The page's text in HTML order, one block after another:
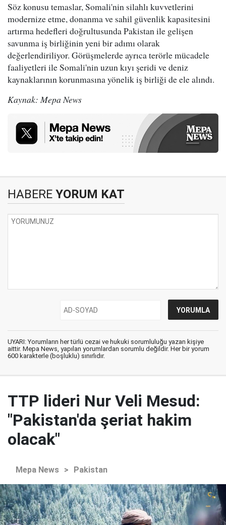
Söz konusu temaslar, Somali'nin silahlı kuvvetlerini
modernize etme, donanma ve sahil güvenlik kapasitesini
artırma hedefleri doğrultusunda Pakistan ile gelişen
savunma iş birliğinin yeni bir adımı olarak
değerlendiriliyor. Görüşmelerde ayrıca terörle mücadele
faaliyetleri ile Somali'nin uzun kıyı şeridi ve deniz
kaynaklarının korunmasına yönelik iş birliği de ele alındı.
Kaynak: Mepa News
HABERE YORUM KAT
UYARI: Yorumların her türlü cezai ve hukuki sorumluluğu yazan kişiye
aittir. Mepa News, yapılan yorumlardan sorumlu değildir. Her bir yorum
600 karakterle (boşluklu) sınırlıdır.
TTP lideri Nur Veli Mesud:
"Pakistan'da şeriat hakim
olacak"
Mepa News > Pakistan